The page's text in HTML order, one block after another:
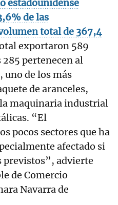
estadounidense
de las
total de 367,4
exportaron 589
285 pertenecen al
de los más
de aranceles,
maquinaria industrial
“El
pocos sectores que ha
afectado si
previstos”, advierte
de Comercio
Navarra de